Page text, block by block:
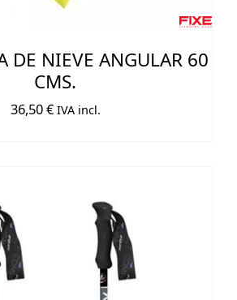
DE NIEVE ANGULAR 60
CMS.
36,50€ IVA incl.